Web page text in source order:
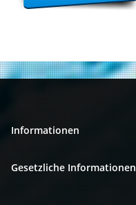
Informationen
Gesetzliche Informationen